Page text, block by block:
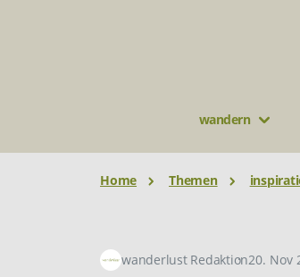
wandern
Home Themen
wanderlust Redaktion20. Nov